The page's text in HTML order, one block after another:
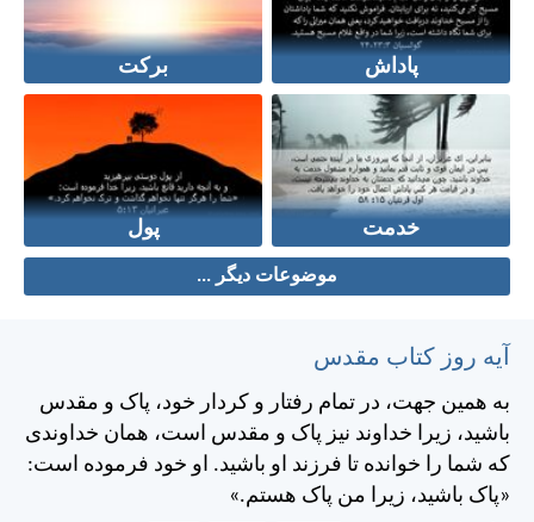
پاداش برکت
خدمت پول
موضوعات دیگر ...
آیه روز کتاب مقدس
به همين جهت، در تمام رفتار و كردار خود، پاک و مقدس
باشيد، زيرا خداوند نيز پاک و مقدس است، همان خداوندی
كه شما را خوانده تا فرزند او باشيد. او خود فرموده است:
«پاک باشيد، زيرا من پاک هستم.»